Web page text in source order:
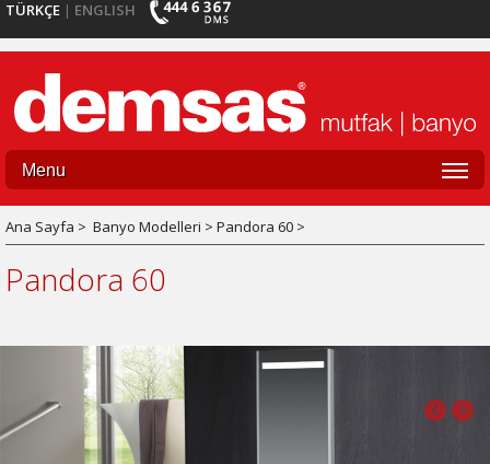
TÜRKÇE | ENGLISH
Menu
Ana Sayfa > Banyo Modelleri > Pandora 60 >
Pandora 60